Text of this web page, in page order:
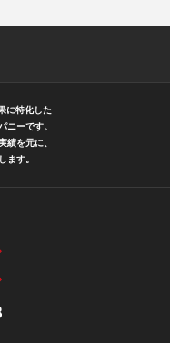
に特化した
ニーです。
績を元に、
ます。